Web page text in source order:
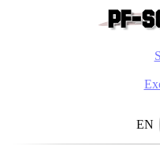
EN